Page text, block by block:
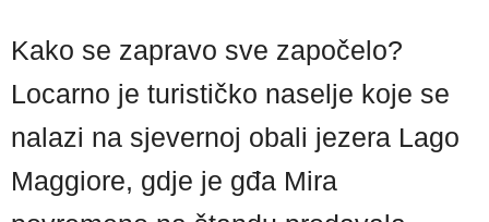
Kako se zapravo sve započelo?
Locarno je turističko naselje koje se
nalazi na sjevernoj obali jezera Lago
Maggiore, gdje je gđa Mira